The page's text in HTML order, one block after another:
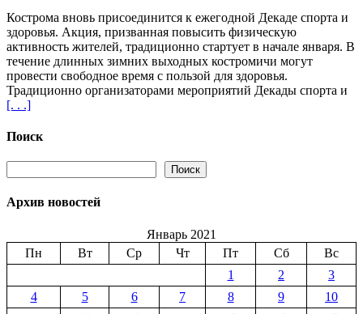
В
Костроме
стартует
Декада
спорта
и
Кострома вновь присоединится к ежегодной Декаде спорта и
здоровья. Акция, призванная повысить физическую
активность жителей, традиционно стартует в начале января. В
течение длинных зимних выходных костромичи могут
провести свободное время с пользой для здоровья.
Традиционно организаторами мероприятий Декады спорта и
[. . .]
Поиск
Поиск
Архив новостей
Январь 2021
Пн
Вт Ср Чт Пт Сб
Вс
1
2
3
4
5 6 7 8 9
10